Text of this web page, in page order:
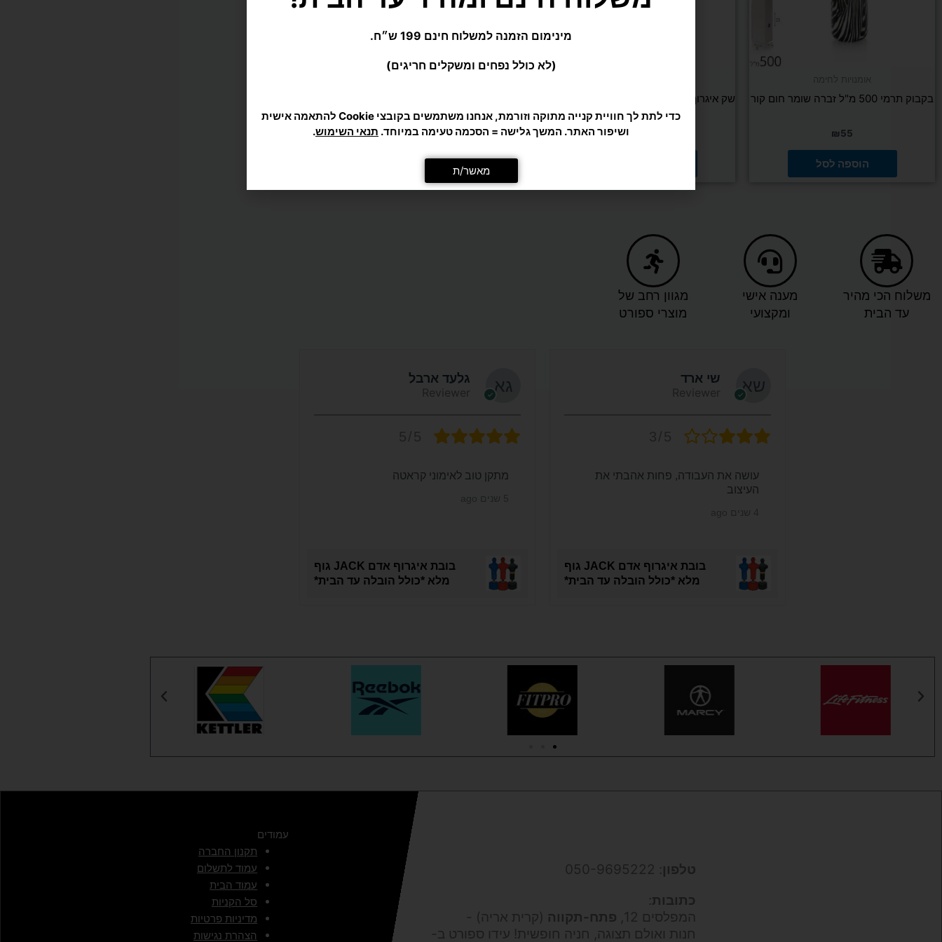
בקבוק תרמי 500 מ"ל זברה שומר חום קור
₪55
הוספה לסל
ס"מ
₪
ס"מ
₪649
הוספה לסל
משלוח הכי מהיר
עד הבית
מענה אישי
ומקצועי
מגוון רחב של
מוצרי ספורט
שי ארד
Reviewer
עושה את העבודה, פחות אהבתי את
העיצוב
בובת איגרוף אדם JACK גוף
מלא *כולל הובלה עד הבית*
גלעד ארבל
Reviewer
מתקן טוב לאימוני קראטה
בובת איגרוף אדם JACK גוף
מלא *כולל הובלה עד הבית*
טלפון: 050-9695222
כתובות:
המפלסים 12,
פתח-תקווה (קרית אריה) -
חנות ואולם תצוגה, חניה חופשית! עידו ספורט ב-
עמודים
תקנון החברה
עמוד לתשלום
עמוד הבית
סל הקניות
מדיניות פרטיות
הצהרת נגישות